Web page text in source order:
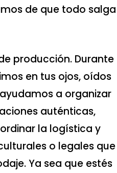
de que todo salga
producción. Durante
en tus ojos, oídos
a organizar
auténticas,
la logística y
o legales que
Ya sea que estés